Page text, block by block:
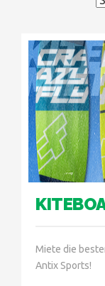
Miete die
Antix Sports!